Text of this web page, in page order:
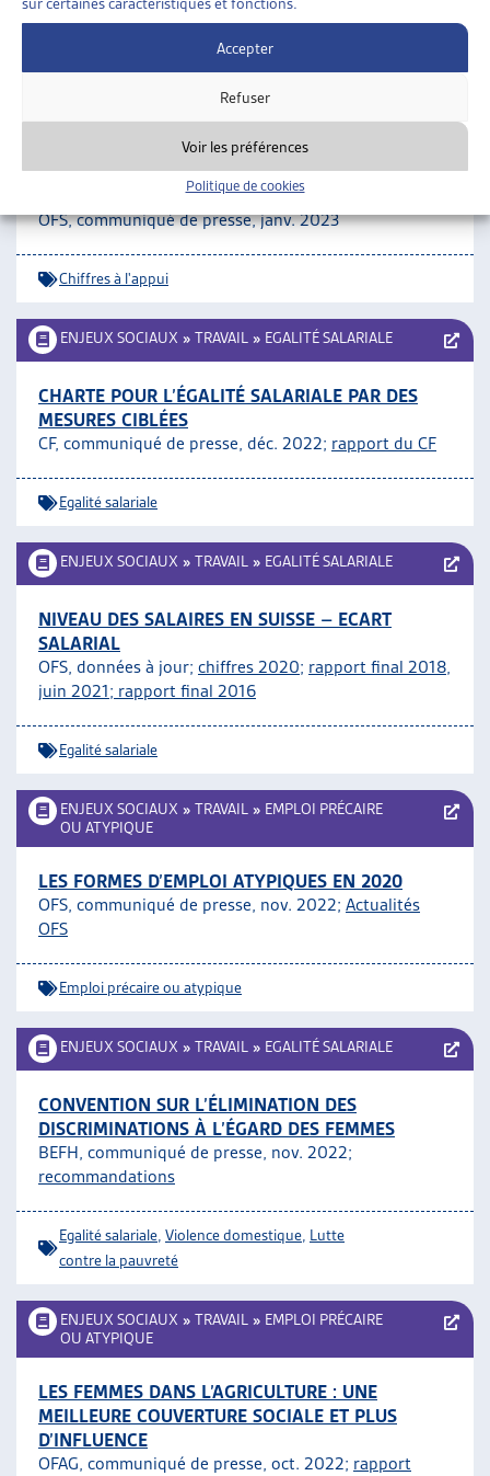
Accepter
Refuser
Voir les préférences
Politique de cookies
TRAVAIL
L’ÉVOLUTION DU REVENU DES DIPLÔMÉS DE LA
FORMATION PROFESSIONNELLE SUPÉRIEURE,
OFS, communiqué de presse, janv. 2023
Chiffres à l'appui
ENJEUX SOCIAUX » TRAVAIL » EGALITÉ SALARIALE
CHARTE POUR L’ÉGALITÉ SALARIALE PAR DES
MESURES CIBLÉES
CF, communiqué de presse, déc. 2022; rapport du CF
Egalité salariale
ENJEUX SOCIAUX » TRAVAIL » EGALITÉ SALARIALE
NIVEAU DES SALAIRES EN SUISSE – ECART
SALARIAL
OFS, données à jour; chiffres 2020; rapport final 2018,
juin 2021; rapport final 2016
Egalité salariale
ENJEUX SOCIAUX » TRAVAIL » EMPLOI PRÉCAIRE
OU ATYPIQUE
LES FORMES D’EMPLOI ATYPIQUES EN 2020
OFS, communiqué de presse, nov. 2022; Actualités
OFS
Emploi précaire ou atypique
ENJEUX SOCIAUX » TRAVAIL » EGALITÉ SALARIALE
CONVENTION SUR L’ÉLIMINATION DES
DISCRIMINATIONS À L’ÉGARD DES FEMMES
BEFH, communiqué de presse, nov. 2022;
recommandations
Egalité salariale Violence domestique Lutte
contre la pauvreté
ENJEUX SOCIAUX » TRAVAIL » EMPLOI PRÉCAIRE
OU ATYPIQUE
LES FEMMES DANS L’AGRICULTURE : UNE
MEILLEURE COUVERTURE SOCIALE ET PLUS
D’INFLUENCE
OFAG, communiqué de presse, oct. 2022; rapport